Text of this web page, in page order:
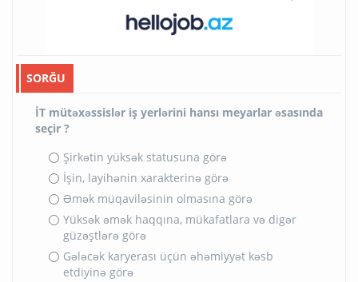
SORĞU
İT mütəxəssislər iş yerlərini hansı meyarlar əsasında
seçir ?
Şirkətin yüksək statusuna görə
İşin, layihənin xarakterinə görə
Əmək müqaviləsinin olmasına görə
Yüksək əmək haqqına, mükafatlara və digər
güzəştlərə görə
Gələcək karyerası üçün əhəmiyyət kəsb
etdiyinə görə